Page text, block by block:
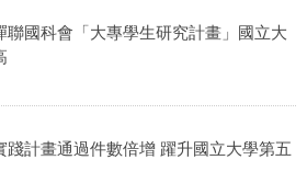
聯國科會「大專學生研究計畫」國立大
踐計畫通過件數倍增 躍升國立大學第五